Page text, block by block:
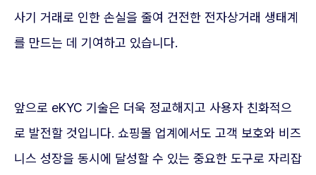
사기 거래로 인한 손실을 줄여 건전한 전자상거래 생태계
를 만드는 데 기여하고 있습니다.
앞으로 eKYC 기술은 더욱 정교해지고 사용자 친화적으
로 발전할 것입니다. 쇼핑몰 업계에서도 고객 보호와 비즈
니스 성장을 동시에 달성할 수 있는 중요한 도구로 자리잡